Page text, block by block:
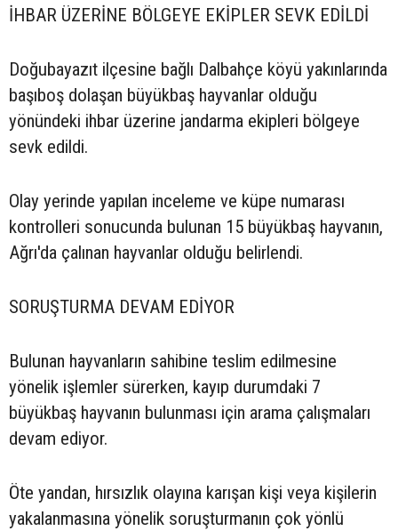
İHBAR ÜZERİNE BÖLGEYE EKİPLER SEVK EDİLDİ
Doğubayazıt ilçesine bağlı Dalbahçe köyü yakınlarında
başıboş dolaşan büyükbaş hayvanlar olduğu
yönündeki ihbar üzerine jandarma ekipleri bölgeye
sevk edildi.
Olay yerinde yapılan inceleme ve küpe numarası
kontrolleri sonucunda bulunan 15 büyükbaş hayvanın,
Ağrı'da çalınan hayvanlar olduğu belirlendi.
SORUŞTURMA DEVAM EDİYOR
Bulunan hayvanların sahibine teslim edilmesine
yönelik işlemler sürerken, kayıp durumdaki 7
büyükbaş hayvanın bulunması için arama çalışmaları
devam ediyor.
Öte yandan, hırsızlık olayına karışan kişi veya kişilerin
yakalanmasına yönelik soruşturmanın çok yönlü